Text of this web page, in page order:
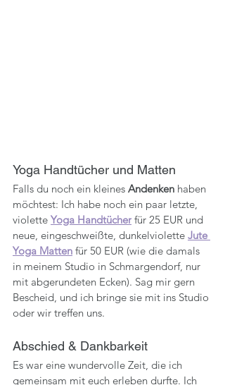
Yoga Handtücher und Matten
Falls du noch ein kleines Andenken haben
möchtest: Ich habe noch ein paar letzte,
violette Yoga Handtücher für 25 EUR und
neue, eingeschweißte, dunkelviolette Jute
Yoga Matten für 50 EUR (wie die damals
in meinem Studio in Schmargendorf, nur
mit abgerundeten Ecken). Sag mir gern
Bescheid, und ich bringe sie mit ins Studio
oder wir treffen uns.
Abschied & Dankbarkeit
Es war eine wundervolle Zeit, die ich
gemeinsam mit euch erleben durfte. Ich